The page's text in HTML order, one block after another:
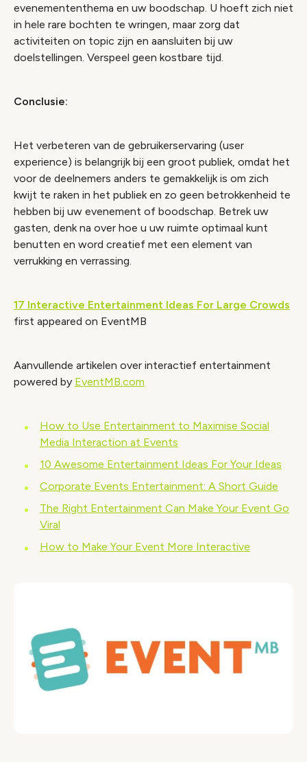
evenemententhema en uw boodschap. U hoeft zich niet
in hele rare bochten te wringen, maar zorg dat
activiteiten on topic zijn en aansluiten bij uw
doelstellingen. Verspeel geen kostbare tijd.
Conclusie:
Het verbeteren van de gebruikerservaring (user
experience) is belangrijk bij een groot publiek, omdat het
voor de deelnemers anders te gemakkelijk is om zich
kwijt te raken in het publiek en zo geen betrokkenheid te
hebben bij uw evenement of boodschap. Betrek uw
gasten, denk na over hoe u uw ruimte optimaal kunt
benutten en word creatief met een element van
verrukking en verrassing.
17 Interactive Entertainment Ideas For Large Crowds
first appeared on EventMB
Aanvullende artikelen over interactief entertainment
powered by EventMB.com
How to Use Entertainment to Maximise Social
Media Interaction at Events
10 Awesome Entertainment Ideas For Your Ideas
Corporate Events Entertainment: A Short Guide
The Right Entertainment Can Make Your Event Go
Viral
How to Make Your Event More Interactive